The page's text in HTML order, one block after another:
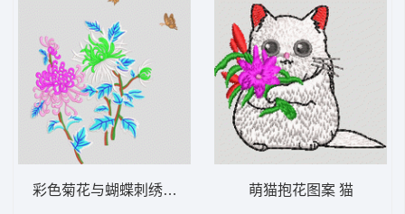
彩色菊花与蝴蝶刺绣图案 菊花 萌猫抱花图案 猫